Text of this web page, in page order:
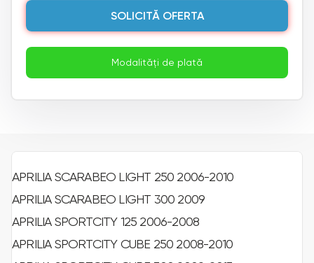
SOLICITĂ OFERTA
Modalități de plată
APRILIA SCARABEO LIGHT 250 2006-2010
APRILIA SCARABEO LIGHT 300 2009
APRILIA SPORTCITY 125 2006-2008
APRILIA SPORTCITY CUBE 250 2008-2010